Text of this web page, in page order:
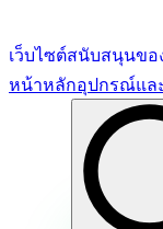
เว็บไซต์สนับสนุนขอ
หน้าหลักอุปกรณ์แล